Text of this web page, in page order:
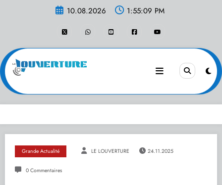
10.08.2026 1:55:09 PM
Grande Actualité LE LOUVERTURE 24.11.2025
0 Commentaires